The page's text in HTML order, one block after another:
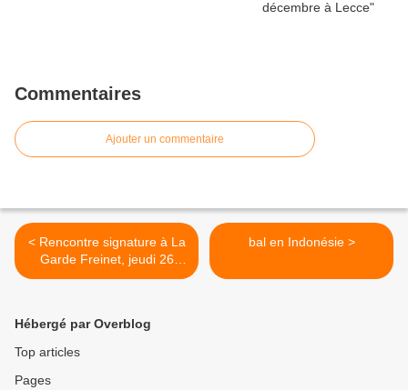
Commentaires
Ajouter un commentaire
< Rencontre signature à La
Garde Freinet, jeudi 26
juillet à 18 h
bal en Indonésie >
Hébergé par Overblog
Top articles
Pages